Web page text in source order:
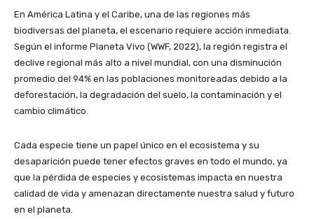
En América Latina y el Caribe, una de las regiones más
biodiversas del planeta, el escenario requiere acción inmediata.
Según el informe Planeta Vivo (WWF, 2022), la región registra el
declive regional más alto a nivel mundial, con una disminución
promedio del 94% en las poblaciones monitoreadas debido a la
deforestación, la degradación del suelo, la contaminación y el
cambio climático.
Cada especie tiene un papel único en el ecosistema y su
desaparición puede tener efectos graves en todo el mundo, ya
que la pérdida de especies y ecosistemas impacta en nuestra
calidad de vida y amenazan directamente nuestra salud y futuro
en el planeta.